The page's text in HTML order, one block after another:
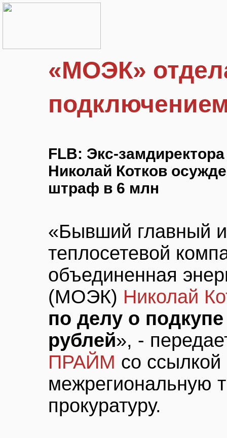
«МОЭК»
FLB: Экс-
Николай Котков
штраф в 6 млн
«Бывший главный
теплосетевой
объединенная
(МОЭК) Николай
по делу о
рублей», -
ПРАЙМ со
межрегиональную
прокуратуру.